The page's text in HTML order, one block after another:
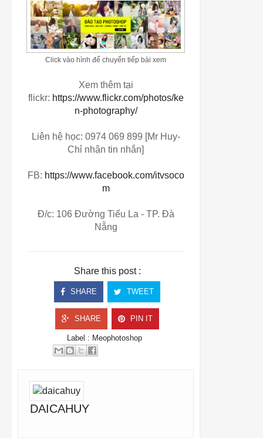
Click vào hình để chuyển tiếp bài xem
Xem thêm tại
flickr: https://www.flickr.com/photos/ke
n-photography/
Liên hệ học: 0974 069 899 [Mr Huy-
Chỉ nhận tin nhắn]
FB: https://www.facebook.com/itvsoco
m
Đ/c: 106 Đường Tiểu La - TP. Đà
Nẵng
Share this post :
SHARE TWEET
SHARE PIN IT
Label : Meophotoshop
DAICAHUY